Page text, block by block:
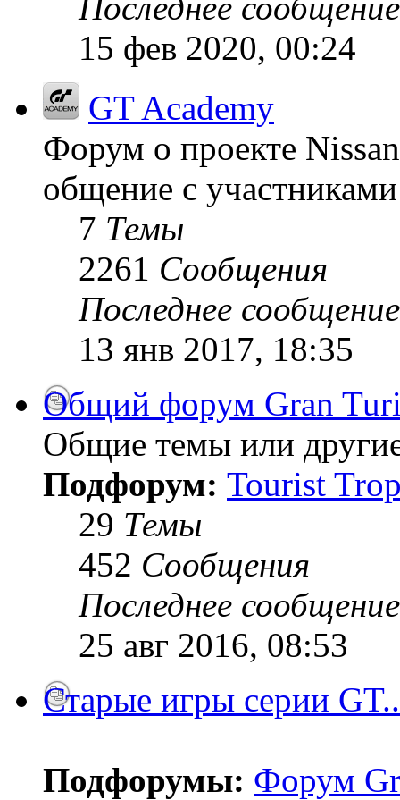
15 фев 2020, 00:24
GT Academy
Форум о проекте
общение с
7 Темы
2261 Сообщения
Последнее сообщение
13 янв 2017, 18:35
Общий форум Gran
Общие темы или
Подфорум: Tourist
29 Темы
452 Сообщения
Последнее сообщение
25 авг 2016, 08:53
Старые игры серии
Подфорумы: Форум